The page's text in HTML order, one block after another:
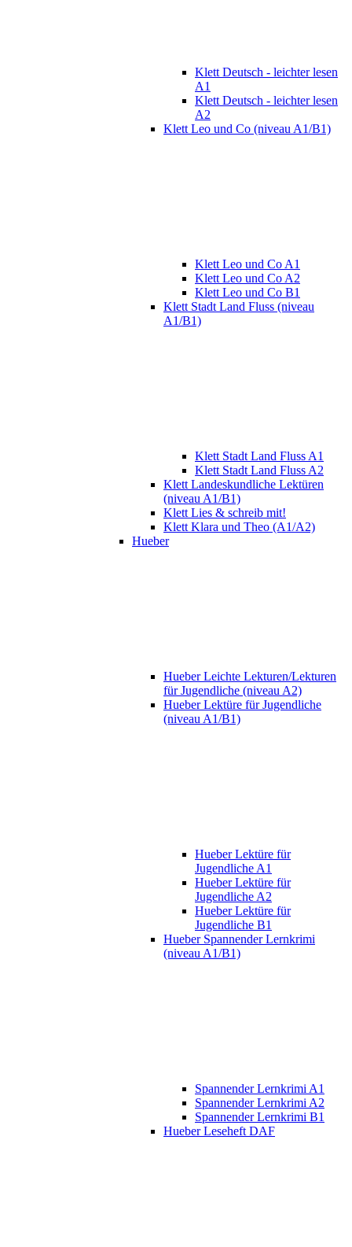
Klett Deutsch - leichter lesen
A1
Klett Deutsch - leichter lesen
A2
Klett Leo und Co (niveau A1/B1)
Klett Leo und Co A1
Klett Leo und Co A2
Klett Leo und Co B1
Klett Stadt Land Fluss (niveau
A1/B1)
Klett Stadt Land Fluss A1
Klett Stadt Land Fluss A2
Klett Landeskundliche Lektüren
(niveau A1/B1)
Klett Lies & schreib mit!
Klett Klara und Theo (A1/A2)
Hueber
Hueber Leichte Lekturen/Lekturen
für Jugendliche (niveau A2)
Hueber Lektüre für Jugendliche
(niveau A1/B1)
Hueber Lektüre für
Jugendliche A1
Hueber Lektüre für
Jugendliche A2
Hueber Lektüre für
Jugendliche B1
Hueber Spannender Lernkrimi
(niveau A1/B1)
Spannender Lernkrimi A1
Spannender Lernkrimi A2
Spannender Lernkrimi B1
Hueber Leseheft DAF